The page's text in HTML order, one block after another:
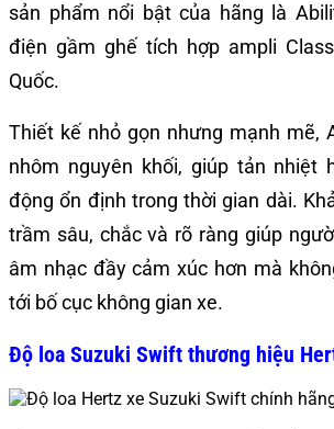
sản phẩm nổi bật của hãng là
điện gầm ghế tích hợp ampli
Quốc.
Thiết kế nhỏ gọn nhưng mạnh mẽ,
nhôm nguyên khối, giúp tản nhiệt
động ổn định trong thời gian dài.
trầm sâu, chắc và rõ ràng giúp
âm nhạc đầy cảm xúc hơn mà
tới bố cục không gian xe.
Độ loa Suzuki Swift thương hiệu